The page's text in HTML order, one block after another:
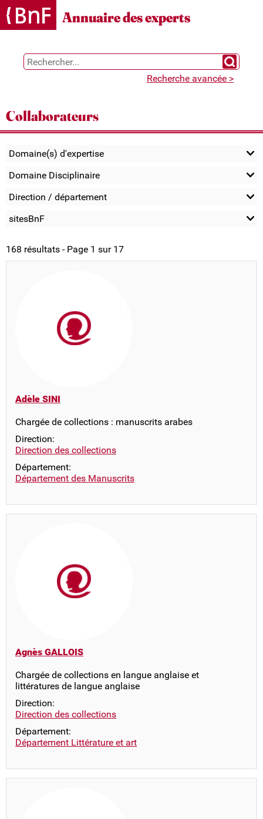
Gestion des cookies
Annuaire des experts
Chercher
Recherche avancée >
Collaborateurs
Domaine(s) d'expertise
Domaine Disciplinaire
Direction / département
sitesBnF
168 résultats - Page 1 sur 17
Adèle SINI
Chargée de collections : manuscrits arabes
Direction:
Direction des collections
Département:
Département des Manuscrits
Agnès GALLOIS
Chargée de collections en langue anglaise et
littératures de langue anglaise
Direction:
Direction des collections
Département:
Département Littérature et art